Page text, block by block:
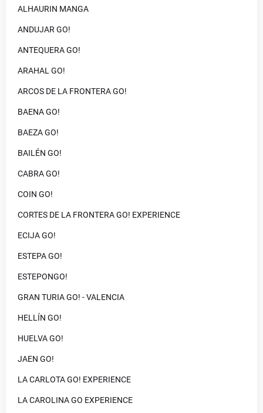
ALHAURIN MANGA
ANDUJAR GO!
ANTEQUERA GO!
ARAHAL GO!
ARCOS DE LA FRONTERA GO!
BAENA GO!
BAEZA GO!
BAILÉN GO!
CABRA GO!
COIN GO!
CORTES DE LA FRONTERA GO! EXPERIENCE
ECIJA GO!
ESTEPA GO!
ESTEPONGO!
GRAN TURIA GO! - VALENCIA
HELLÍN GO!
HUELVA GO!
JAEN GO!
LA CARLOTA GO! EXPERIENCE
LA CAROLINA GO EXPERIENCE